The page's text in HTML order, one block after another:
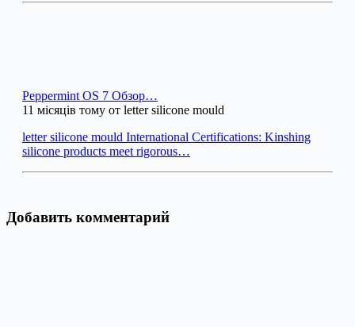
Peppermint OS 7 Обзор…
11 місяців тому от letter silicone mould
letter silicone mould International Certifications: Kinshing
silicone products meet rigorous…
Добавить комментарий